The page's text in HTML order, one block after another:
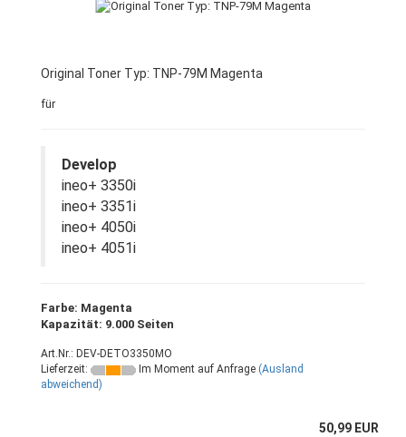
Original Toner Typ: TNP-79M Magenta
für
Develop
ineo+ 3350i
ineo+ 3351i
ineo+ 4050i
ineo+ 4051i
Farbe: Magenta
Kapazität: 9.000 Seiten
Art.Nr.: DEV-DETO3350MO
Lieferzeit:
Im Moment auf Anfrage (Ausland
abweichend)
50,99 EUR